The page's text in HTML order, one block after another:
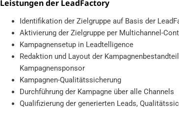
Leistungen der LeadFactory
Identifikation der Zielgruppe auf Basis der
Aktivierung der Zielgruppe per Multichannel-
Kampagnensetup in Leadtelligence
Redaktion und Layout der
Kampagnensponsor
Kampagnen-Qualitätssicherung
Durchführung der Kampagne über alle Channels
Qualifizierung der generierten Leads,